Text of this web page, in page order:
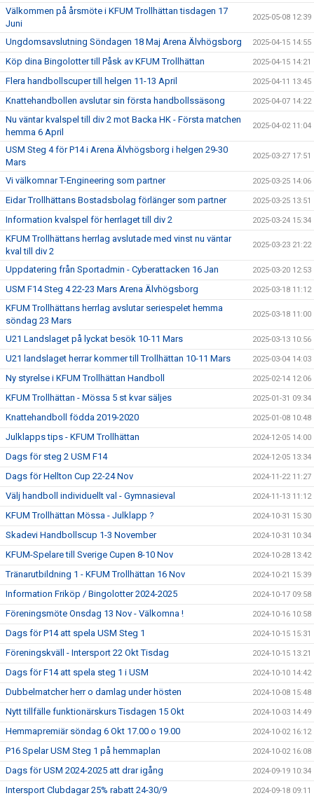
Välkommen på årsmöte i KFUM Trollhättan tisdagen 17
Juni
2025-05-08 12:39
Ungdomsavslutning Söndagen 18 Maj Arena Älvhögsborg 2025-04-15 14:55
Köp dina Bingolotter till Påsk av KFUM Trollhättan 2025-04-15 14:21
Flera handbollscuper till helgen 11-13 April 2025-04-11 13:45
Knattehandbollen avslutar sin första handbollssäsong 2025-04-07 14:22
Nu väntar kvalspel till div 2 mot Backa HK - Första matchen
hemma 6 April
2025-04-02 11:04
USM Steg 4 för P14 i Arena Älvhögsborg i helgen 29-30
Mars
2025-03-27 17:51
Vi välkomnar T-Engineering som partner 2025-03-25 14:06
Eidar Trollhättans Bostadsbolag förlänger som partner 2025-03-25 13:51
Information kvalspel för herrlaget till div 2 2025-03-24 15:34
KFUM Trollhättans herrlag avslutade med vinst nu väntar
kval till div 2
2025-03-23 21:22
Uppdatering från Sportadmin - Cyberattacken 16 Jan 2025-03-20 12:53
USM F14 Steg 4 22-23 Mars Arena Älvhögsborg 2025-03-18 11:12
KFUM Trollhättans herrlag avslutar seriespelet hemma
söndag 23 Mars
2025-03-18 11:00
U21 Landslaget på lyckat besök 10-11 Mars 2025-03-13 10:56
U21 landslaget herrar kommer till Trollhättan 10-11 Mars 2025-03-04 14:03
Ny styrelse i KFUM Trollhättan Handboll 2025-02-14 12:06
KFUM Trollhättan - Mössa 5 st kvar säljes 2025-01-31 09:34
Knattehandboll födda 2019-2020 2025-01-08 10:48
Julklapps tips - KFUM Trollhättan 2024-12-05 14:00
Dags för steg 2 USM F14 2024-12-05 13:34
Dags för Hellton Cup 22-24 Nov 2024-11-22 11:27
Välj handboll individuellt val - Gymnasieval 2024-11-13 11:12
KFUM Trollhättan Mössa - Julklapp ? 2024-10-31 15:30
Skadevi Handbollscup 1-3 November 2024-10-31 10:34
KFUM-Spelare till Sverige Cupen 8-10 Nov 2024-10-28 13:42
Tränarutbildning 1 - KFUM Trollhättan 16 Nov 2024-10-21 15:39
Information Friköp / Bingolotter 2024-2025 2024-10-17 09:58
Föreningsmöte Onsdag 13 Nov - Välkomna ! 2024-10-16 10:58
Dags för P14 att spela USM Steg 1 2024-10-15 15:31
Föreningskväll - Intersport 22 Okt Tisdag 2024-10-15 13:21
Dags för F14 att spela steg 1 i USM 2024-10-10 14:42
Dubbelmatcher herr o damlag under hösten 2024-10-08 15:48
Nytt tillfälle funktionärskurs Tisdagen 15 Okt 2024-10-03 14:49
Hemmapremiär söndag 6 Okt 17.00 o 19.00 2024-10-02 16:12
P16 Spelar USM Steg 1 på hemmaplan 2024-10-02 16:08
Dags för USM 2024-2025 att drar igång 2024-09-19 10:34
Intersport Clubdagar 25% rabatt 24-30/9 2024-09-18 09:11